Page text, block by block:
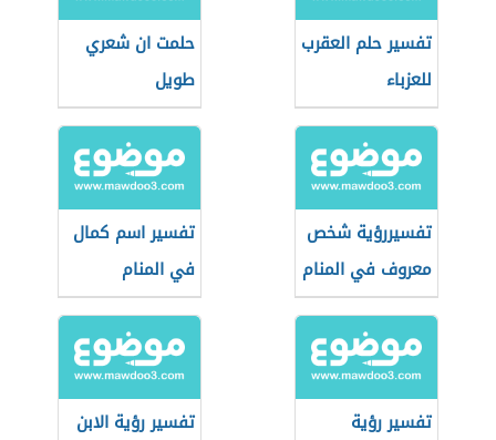
تفسير حلم العقرب
للعزباء
حلمت ان شعري
طويل
تفسيررؤية شخص
معروف في المنام
تفسير اسم كمال
في المنام
تفسير رؤية
تفسير رؤية الابن